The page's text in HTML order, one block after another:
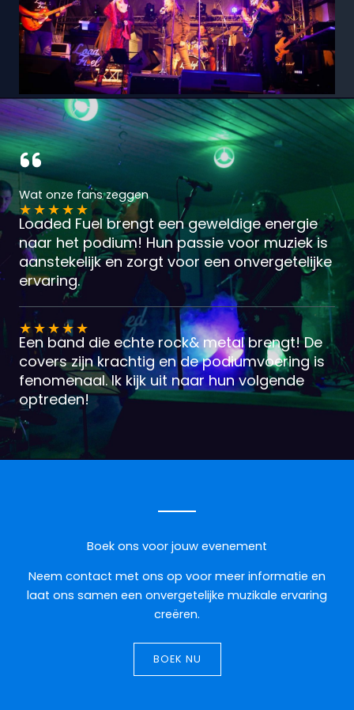
Wat onze fans zeggen
★★★★★
Loaded Fuel brengt een geweldige energie
naar het podium! Hun passie voor muziek is
aanstekelijk en zorgt voor een onvergetelijke
ervaring.
★★★★★
Een band die echte rock& metal brengt! De
covers zijn krachtig en de podiumvoering is
fenomenaal. Ik kijk uit naar hun volgende
optreden!
Boek ons voor jouw evenement
Neem contact met ons op voor meer informatie en
laat ons samen een onvergetelijke muzikale ervaring
creëren.
BOEK NU